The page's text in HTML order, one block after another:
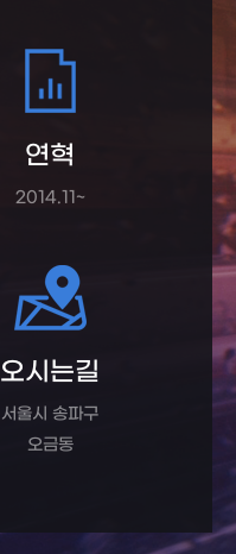
연혁
2014.11~
오시는길
서울시 송파구
오금동